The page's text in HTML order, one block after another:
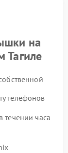
на
телефонов
часа